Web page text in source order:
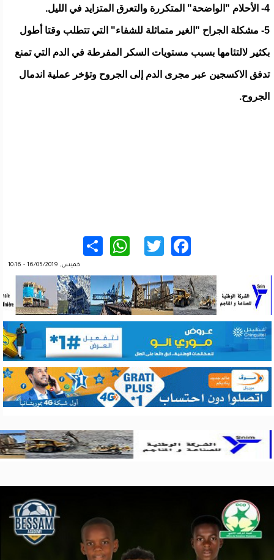
4- الأحلام "الواضحة" المتكررة والتعرق المتزايد في الليل.
5- مشكلة الجراح "الغير متماثلة للشفاء" التي تتطلب وقتا أطول
بكثير لالتئامها بسبب مستويات السكر المفرطة في الدم التي تمنع
تدفق الاكسجين عبر مجرى الدم إلى الجروح وتؤخر عملية اندمال
الجروح.
Facebook
Twitter
WhatsApp
خميس, 16/05/2019 - 10:16